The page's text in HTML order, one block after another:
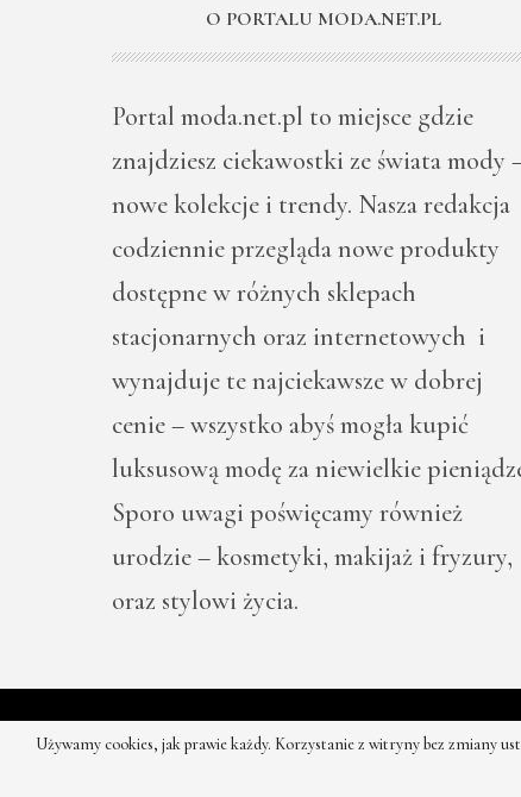
O PORTALU MODA.NET.PL
Portal moda.net.pl to miejsce gdzie
znajdziesz ciekawostki ze świata mody
nowe kolekcje i trendy. Nasza redakcja
codziennie przegląda nowe produkty
dostępne w różnych sklepach
stacjonarnych oraz internetowych i
wynajduje te najciekawsze w dobrej
cenie – wszystko abyś mogła kupić
luksusową modę za niewielkie
Sporo uwagi poświęcamy również
urodzie – kosmetyki, makijaż i fryzury,
oraz stylowi życia.
©
Używamy cookies, jak prawie każdy. Korzystanie z witryny bez zmiany